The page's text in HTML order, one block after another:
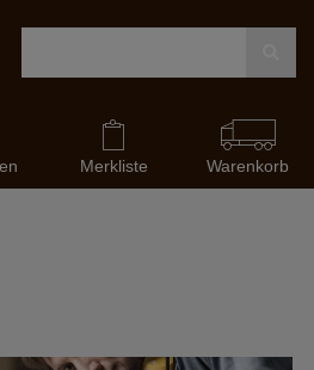
Merkliste Warenkorb